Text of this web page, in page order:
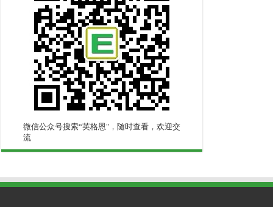
微信公众号搜索“英格恩"，随时查看，欢迎交
流